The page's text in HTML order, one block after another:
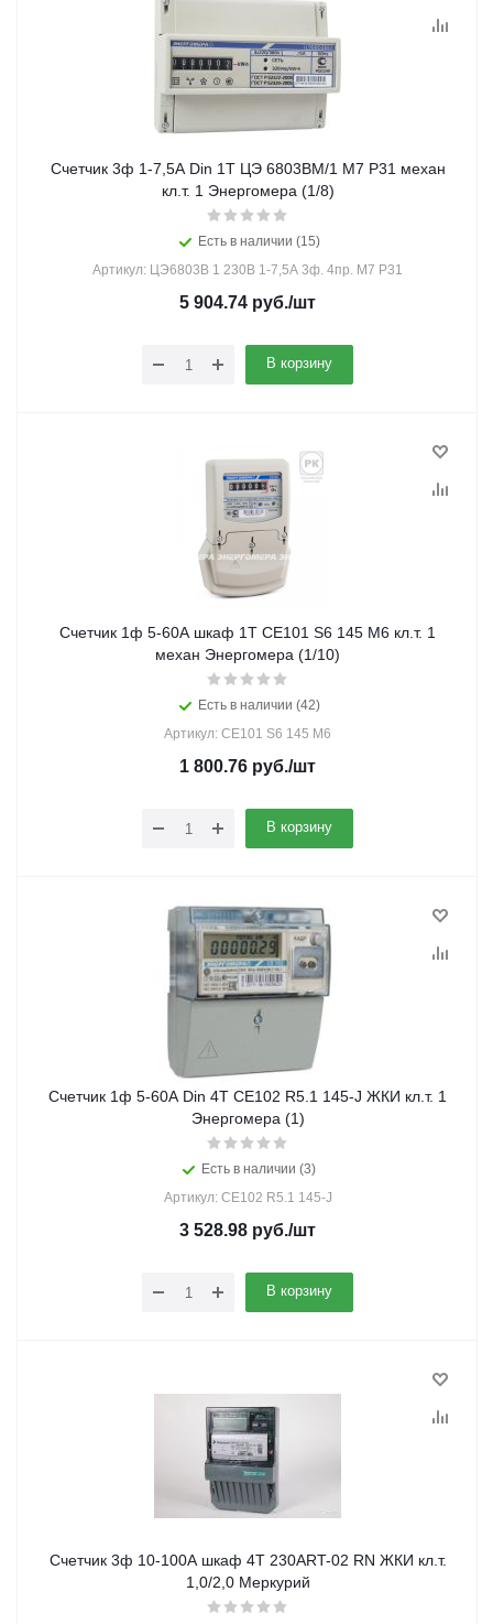
Счетчик 3ф 1-7,5А Din 1Т ЦЭ 6803ВМ/1 М7 Р31 механ
кл.т. 1 Энергомера (1/8)
Есть в наличии (15)
Артикул: ЦЭ6803В 1 230В 1-7,5А 3ф. 4пр. М7 Р31
5 904.74 руб./шт
В корзину
Счетчик 1ф 5-60А шкаф 1Т СЕ101 S6 145 M6 кл.т. 1
механ Энергомера (1/10)
Есть в наличии (42)
Артикул: CE101 S6 145 M6
1 800.76 руб./шт
В корзину
Счетчик 1ф 5-60А Din 4Т СЕ102 R5.1 145-J ЖКИ кл.т. 1
Энергомера (1)
Есть в наличии (3)
Артикул: СЕ102 R5.1 145-J
3 528.98 руб./шт
В корзину
Счетчик 3ф 10-100А шкаф 4Т 230ART-02 RN ЖКИ кл.т.
1,0/2,0 Меркурий